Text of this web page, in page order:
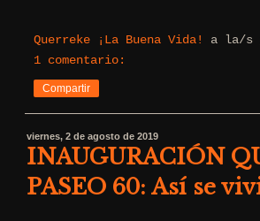
Querreke ¡La Buena Vida! a la/s
1 comentario:
Compartir
viernes, 2 de agosto de 2019
INAUGURACIÓN
PASEO 60: Así se